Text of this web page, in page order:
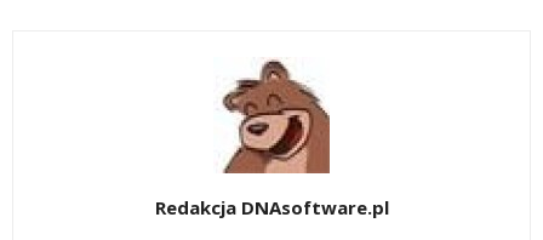
Redakcja DNAsoftware.pl